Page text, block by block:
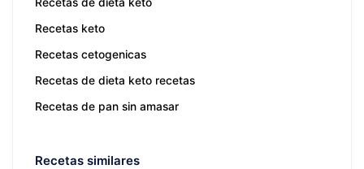
Recetas keto
Recetas cetogenicas
Recetas de dieta keto recetas
Recetas de pan sin amasar
Recetas similares